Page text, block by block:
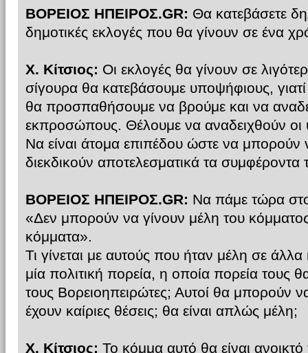
ΒΟΡΕΙΟΣ ΗΠΕΙΡΟΣ.GR: Θα κατεβάσετε
δημοτικές εκλογές που θα γίνουν σε ένα
Χ. Κίτσιος: Οι εκλογές θα γίνουν σε
σίγουρα θα κατεβάσουμε υποψήφιους,
θα προσπαθήσουμε να βρούμε και να
εκπροσώπους. Θέλουμε να αναδειχθούν
Να είναι άτομα επιπέδου ώστε να
διεκδικούν αποτελεσματικά τα
ΒΟΡΕΙΟΣ ΗΠΕΙΡΟΣ.GR: Να πάμε τώρα
«Δεν μπορούν να γίνουν μέλη του
κόμματα».
Τι γίνεται με αυτούς που ήταν μέλη σε άλλα
μία πολιτική πορεία, η οποία πορεία τους
τους Βορειοηπειρώτες; Αυτοί θα μπορούν
έχουν καίριες θέσεις; θα είναι απλώς μέλη;
Χ. Κίτσιος: Το κόμμα αυτό θα είναι